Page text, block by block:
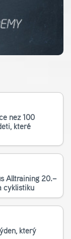
než 100
které
Alltraining 20.–
cyklistiku
který